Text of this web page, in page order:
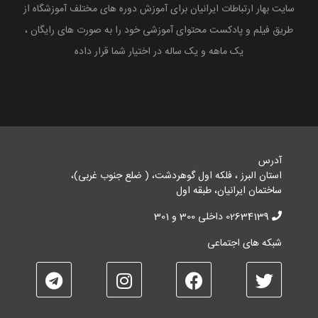
سایت بهار ارتباطات ایرانیان برای آموزش دوره های مختلف آموزشگاه از
طریق فیلم و پادکست محتوای آموزشی خود را به صورت های رایگان ،
یک ماهه و یک ساله در اختیار شما قرار داده
آدرس
استان البرز ، فلکه اول گوهردشت، ( ضلع جنوب غربی)،
ساختمان ایرانیان، طبقه اول
02634139 داخلی 300 و 301
شبکه های اجتماعی